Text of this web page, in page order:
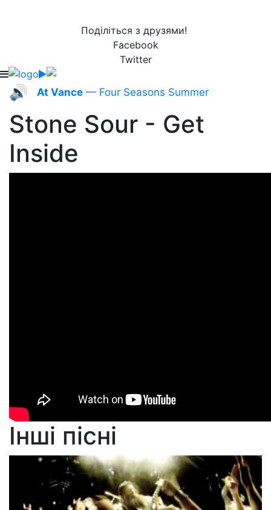
Поділіться з друзями!
Facebook
Twitter
🔊 At Vance — Four Seasons Summer
Stone Sour - Get
Inside
Інші пісні